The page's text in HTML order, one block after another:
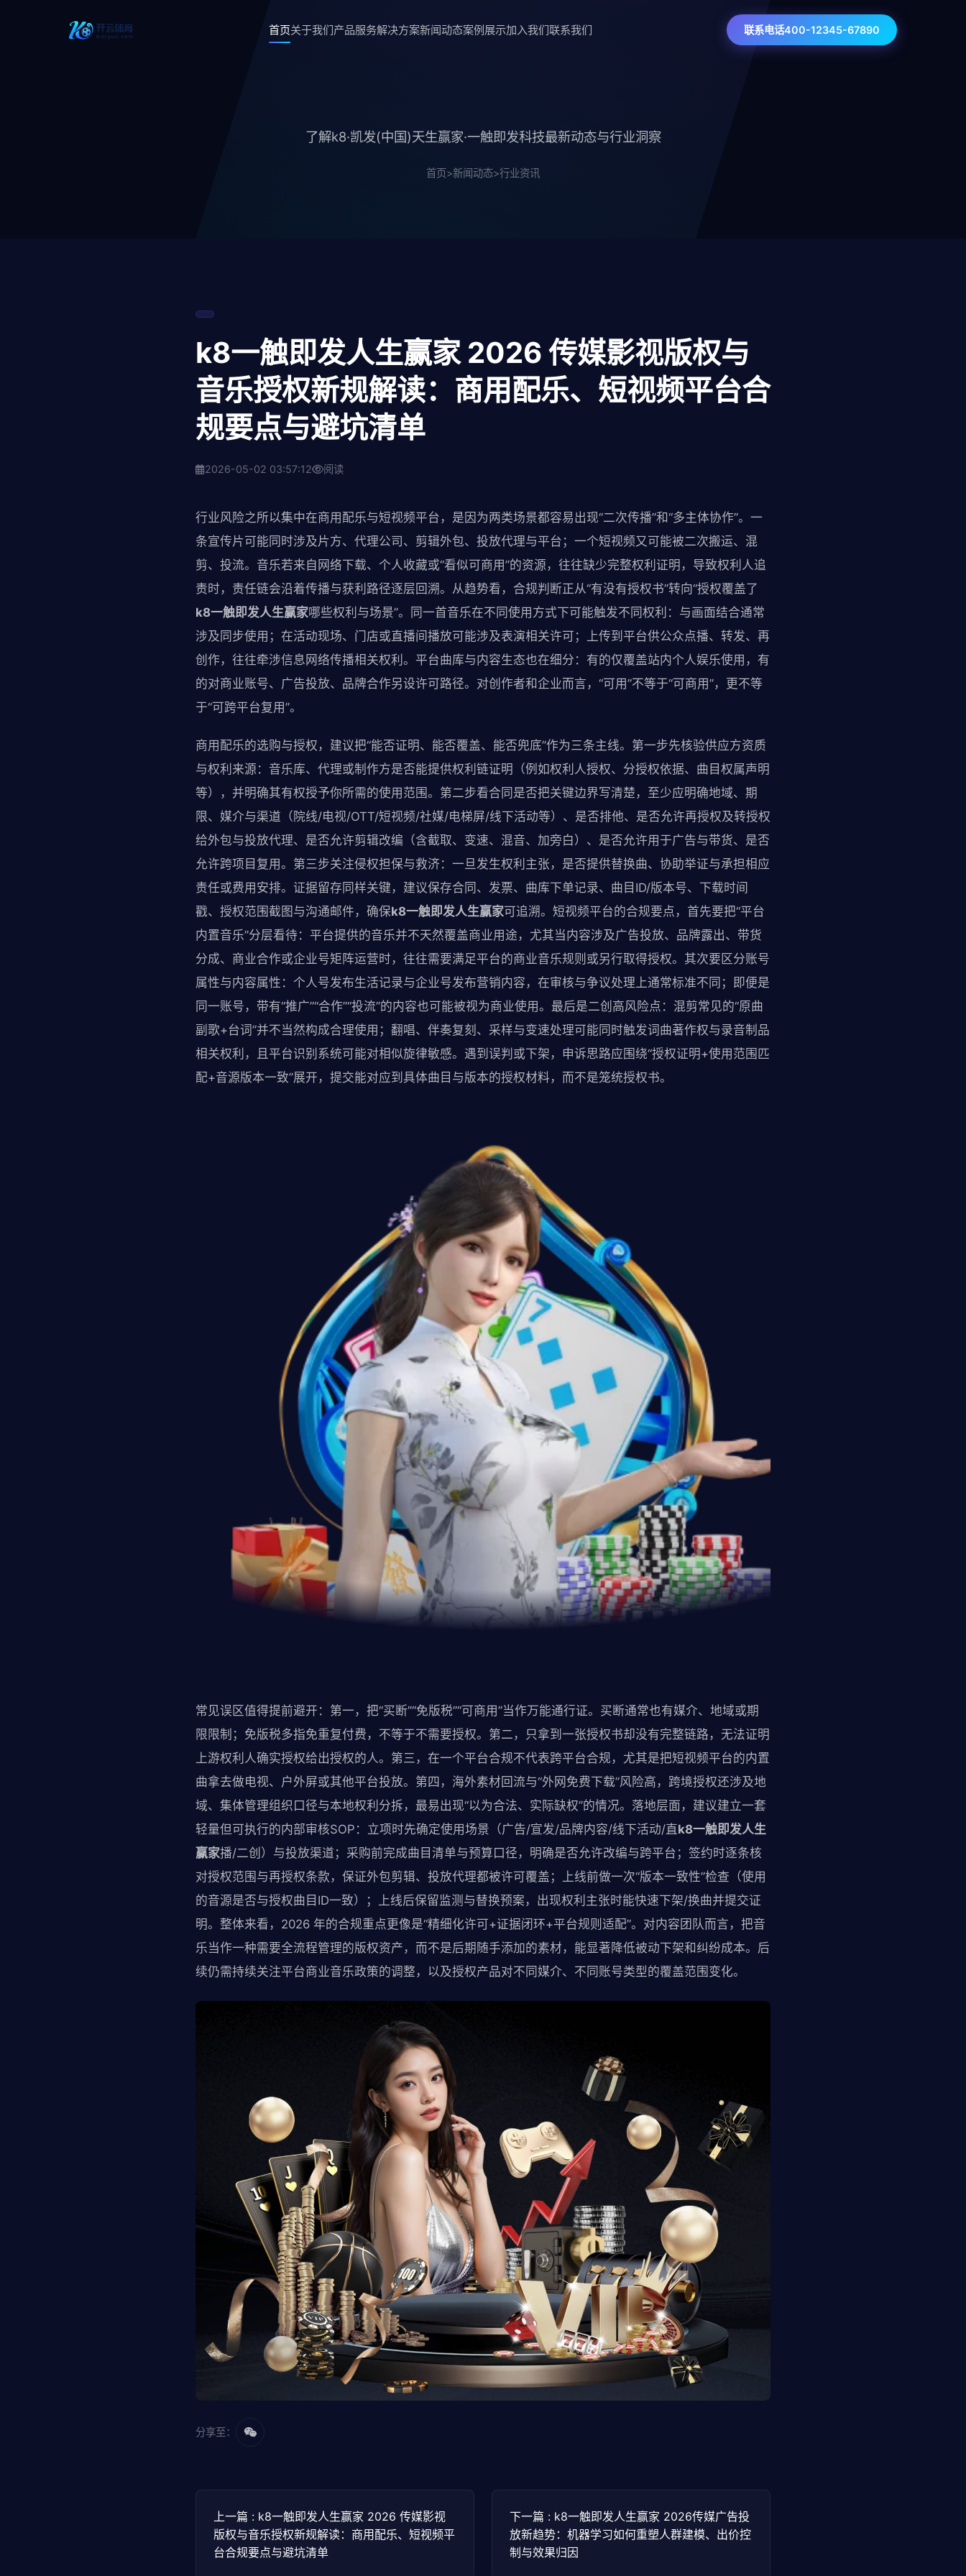
首页关于我们产品服务解决方案新闻动态案例展示加入我们联系我们 联系电话400-12345-67890
了解k8·凯发(中国)天生赢家·一触即发科技最新动态与行业洞察
首页>新闻动态>行业资讯
k8一触即发人生赢家 2026 传媒影视版权与
音乐授权新规解读：商用配乐、短视频平台合
规要点与避坑清单
2026-05-02 03:57:12 阅读
行业风险之所以集中在商用配乐与短视频平台，是因为两类场景都容易出现“二次传播”和“多主体协作”。一
条宣传片可能同时涉及片方、代理公司、剪辑外包、投放代理与平台；一个短视频又可能被二次搬运、混
剪、投流。音乐若来自网络下载、个人收藏或“看似可商用”的资源，往往缺少完整权利证明，导致权利人追
责时，责任链会沿着传播与获利路径逐层回溯。从趋势看，合规判断正从“有没有授权书”转向“授权覆盖了
k8一触即发人生赢家哪些权利与场景”。同一首音乐在不同使用方式下可能触发不同权利：与画面结合通常
涉及同步使用；在活动现场、门店或直播间播放可能涉及表演相关许可；上传到平台供公众点播、转发、再
创作，往往牵涉信息网络传播相关权利。平台曲库与内容生态也在细分：有的仅覆盖站内个人娱乐使用，有
的对商业账号、广告投放、品牌合作另设许可路径。对创作者和企业而言，“可用”不等于“可商用”，更不等
于“可跨平台复用”。
商用配乐的选购与授权，建议把“能否证明、能否覆盖、能否兜底”作为三条主线。第一步先核验供应方资质
与权利来源：音乐库、代理或制作方是否能提供权利链证明（例如权利人授权、分授权依据、曲目权属声明
等），并明确其有权授予你所需的使用范围。第二步看合同是否把关键边界写清楚，至少应明确地域、期
限、媒介与渠道（院线/电视/OTT/短视频/社媒/电梯屏/线下活动等）、是否排他、是否允许再授权及转授权
给外包与投放代理、是否允许剪辑改编（含截取、变速、混音、加旁白）、是否允许用于广告与带货、是否
允许跨项目复用。第三步关注侵权担保与救济：一旦发生权利主张，是否提供替换曲、协助举证与承担相应
责任或费用安排。证据留存同样关键，建议保存合同、发票、曲库下单记录、曲目ID/版本号、下载时间
戳、授权范围截图与沟通邮件，确保k8一触即发人生赢家可追溯。短视频平台的合规要点，首先要把“平台
内置音乐”分层看待：平台提供的音乐并不天然覆盖商业用途，尤其当内容涉及广告投放、品牌露出、带货
分成、商业合作或企业号矩阵运营时，往往需要满足平台的商业音乐规则或另行取得授权。其次要区分账号
属性与内容属性：个人号发布生活记录与企业号发布营销内容，在审核与争议处理上通常标准不同；即便是
同一账号，带有“推广”“合作”“投流”的内容也可能被视为商业使用。最后是二创高风险点：混剪常见的“原曲
副歌+台词”并不当然构成合理使用；翻唱、伴奏复刻、采样与变速处理可能同时触发词曲著作权与录音制品
相关权利，且平台识别系统可能对相似旋律敏感。遇到误判或下架，申诉思路应围绕“授权证明+使用范围匹
配+音源版本一致”展开，提交能对应到具体曲目与版本的授权材料，而不是笼统授权书。
常见误区值得提前避开：第一，把“买断”“免版税”“可商用”当作万能通行证。买断通常也有媒介、地域或期
限限制；免版税多指免重复付费，不等于不需要授权。第二，只拿到一张授权书却没有完整链路，无法证明
上游权利人确实授权给出授权的人。第三，在一个平台合规不代表跨平台合规，尤其是把短视频平台的内置
曲拿去做电视、户外屏或其他平台投放。第四，海外素材回流与“外网免费下载”风险高，跨境授权还涉及地
域、集体管理组织口径与本地权利分拆，最易出现“以为合法、实际缺权”的情况。落地层面，建议建立一套
轻量但可执行的内部审核SOP：立项时先确定使用场景（广告/宣发/品牌内容/线下活动/直k8一触即发人生
赢家播/二创）与投放渠道；采购前完成曲目清单与预算口径，明确是否允许改编与跨平台；签约时逐条核
对授权范围与再授权条款，保证外包剪辑、投放代理都被许可覆盖；上线前做一次“版本一致性”检查（使用
的音源是否与授权曲目ID一致）；上线后保留监测与替换预案，出现权利主张时能快速下架/换曲并提交证
明。整体来看，2026 年的合规重点更像是“精细化许可+证据闭环+平台规则适配”。对内容团队而言，把音
乐当作一种需要全流程管理的版权资产，而不是后期随手添加的素材，能显著降低被动下架和纠纷成本。后
续仍需持续关注平台商业音乐政策的调整，以及授权产品对不同媒介、不同账号类型的覆盖范围变化。
分享至：
上一篇 : k8一触即发人生赢家 2026 传媒影视
版权与音乐授权新规解读：商用配乐、短视频平
台合规要点与避坑清单
下一篇 : k8一触即发人生赢家 2026传媒广告投
放新趋势：机器学习如何重塑人群建模、出价控
制与效果归因